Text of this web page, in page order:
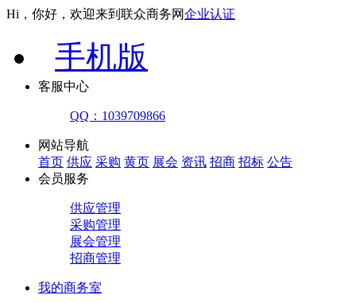
Hi，你好，欢迎来到联众商务网企业认证
手机版
客服中心
QQ：1039709866
网站导航
首页 供应 采购 黄页 展会 资讯 招商 招标 公告
会员服务
供应管理
采购管理
展会管理
招商管理
我的商务室